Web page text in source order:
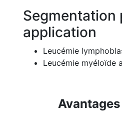
Segmentation
application
Leucémie
Leucémie myéloïde